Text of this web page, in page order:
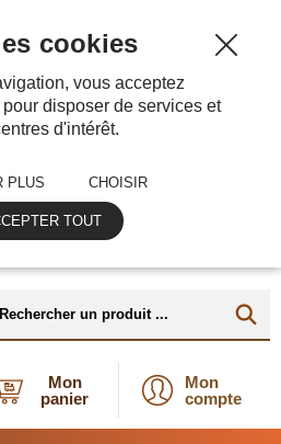
Mon
panier
Mon
compte
cookies
vous acceptez
disposer de services et
d'intérêt.
PLUS CHOISIR
TOUT